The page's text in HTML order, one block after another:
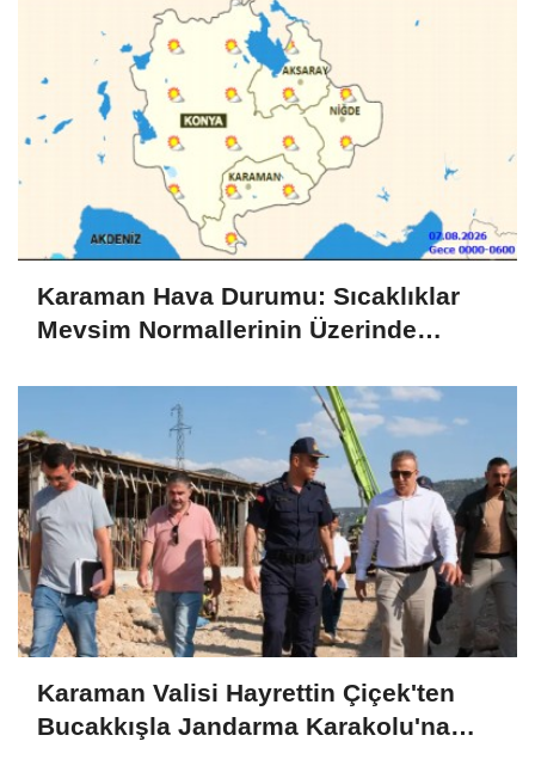
Karaman Hava Durumu: Sıcaklıklar
Mevsim Normallerinin Üzerinde
Karaman Valisi Hayrettin Çiçek'ten
Bucakkışla Jandarma Karakolu'na